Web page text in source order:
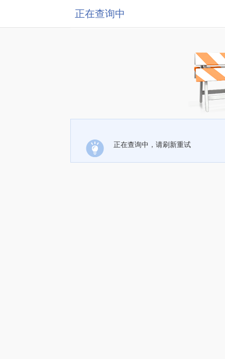
正在查询中
正在查询中，请刷新重试